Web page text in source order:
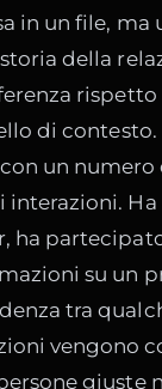
in un file, ma
della
di contesto.
un numero
interazioni.
ha
su un
tra
vengono
giuste